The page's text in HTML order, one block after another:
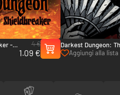
-
4 €
1.09 €
Darkest Dungeon:
PC & Mac (Steam)
Aggiungi alla lista